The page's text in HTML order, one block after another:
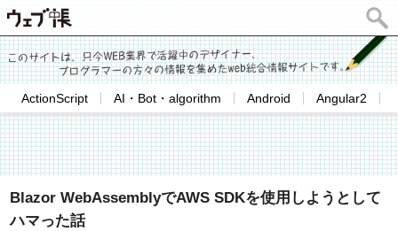
ActionScript AI・Bot・algorithm Android Angular2
Blazor WebAssemblyでAWS SDKを使用しようとして
ハマった話